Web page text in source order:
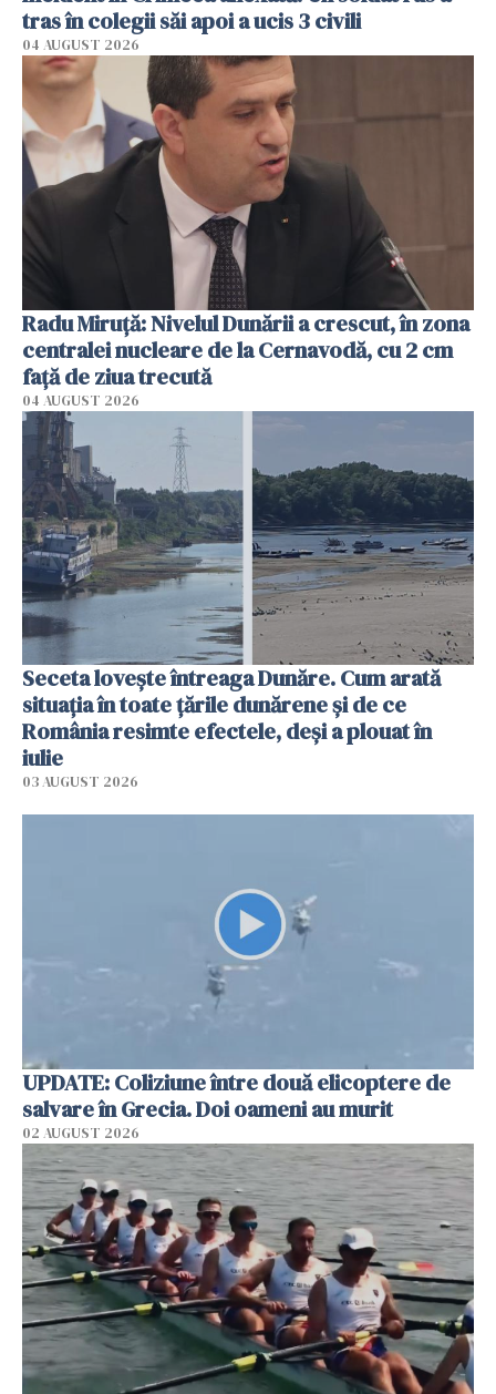
tras în colegii săi apoi a ucis 3 civili
04 AUGUST 2026
Radu Miruţă: Nivelul Dunării a crescut, în zona
centralei nucleare de la Cernavodă, cu 2 cm
faţă de ziua trecută
04 AUGUST 2026
Seceta lovește întreaga Dunăre. Cum arată
situația în toate țările dunărene și de ce
România resimte efectele, deși a plouat în
iulie
03 AUGUST 2026
UPDATE: Coliziune între două elicoptere de
salvare în Grecia. Doi oameni au murit
02 AUGUST 2026